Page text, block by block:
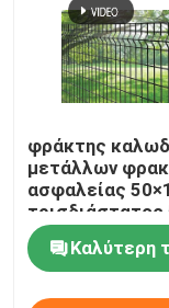
φράκτης
μετάλλων
ασφαλείας
τρισδιάστατος
με την
θέσηΚαλύτερη